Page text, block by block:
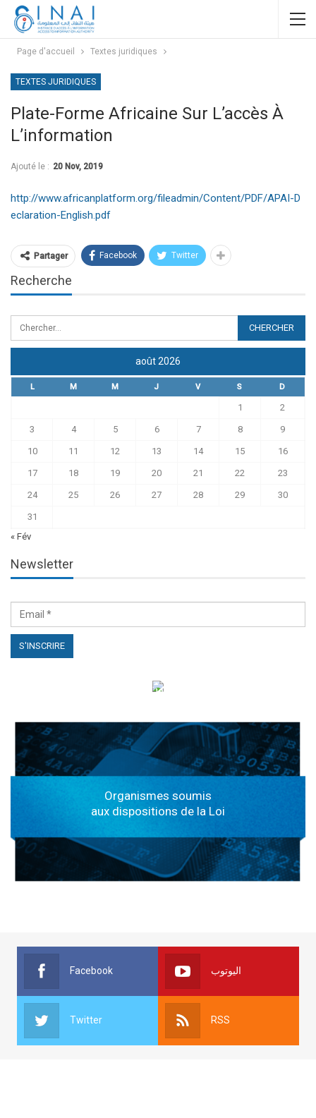
Page d'accueil Textes juridiques
TEXTES JURIDIQUES
Plate-Forme Africaine Sur L’accès À
L’information
Ajouté le : 20 Nov, 2019
http://www.africanplatform.org/fileadmin/Content/PDF/APAI-D
eclaration-English.pdf
Partager Facebook Twitter
Recherche
août 2026
L M M J V S D
1 2
3 4 5 6 7 8 9
10 11 12 13 14 15 16
17 18 19 20 21 22 23
24 25 26 27 28 29 30
31
« Fév
Newsletter
الهياكل الخاضعة لقانون النفاذ إلى المعلومة
Organismes soumis
aux dispositions de la Loi
Facebook اليوتوب
Twitter RSS